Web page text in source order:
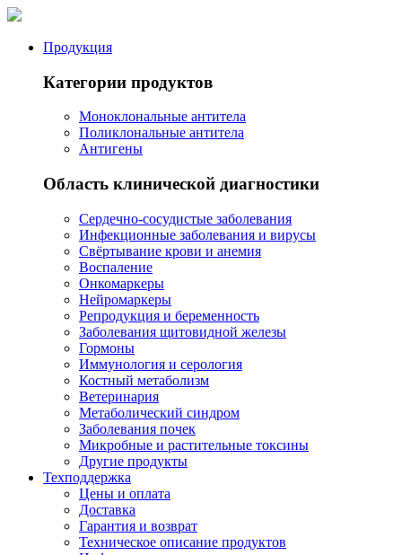
Продукция
Категории продуктов
Моноклональные антитела
Поликлональные антитела
Антигены
Область клинической диагностики
Сердечно-сосудистые заболевания
Инфекционные заболевания и вирусы
Свёртывание крови и анемия
Воспаление
Онкомаркеры
Нейромаркеры
Репродукция и беременность
Заболевания щитовидной железы
Гормоны
Иммунология и серология
Костный метаболизм
Ветеринария
Метаболический синдром
Заболевания почек
Микробные и растительные токсины
Другие продукты
Техподдержка
Цены и оплата
Доставка
Гарантия и возврат
Техническое описание продуктов